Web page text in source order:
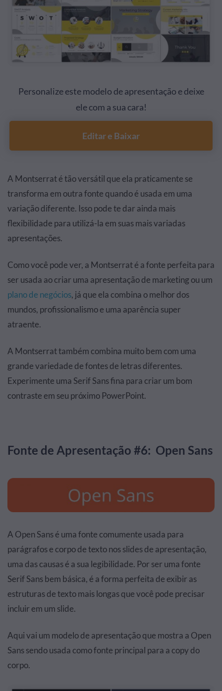
Personalize este modelo de apresentação e deixe
ele com a sua cara!
Editar e Baixar
A Montserrat é tão versátil que ela praticamente se
transforma em outra fonte quando é usada em uma
variação diferente. Isso pode te dar ainda mais
flexibilidade para utilizá-la em suas mais variadas
apresentações.
Como você pode ver, a Montserrat é a fonte perfeita para
ser usada ao criar uma apresentação de marketing ou um
plano de negócios, já que ela combina o melhor dos
mundos, profissionalismo e uma aparência super
atraente.
A Montserrat também combina muito bem com uma
grande variedade de fontes de letras diferentes.
Experimente uma Serif Sans fina para criar um bom
contraste em seu próximo PowerPoint.
Fonte de Apresentação #6: Open Sans
A Open Sans é uma fonte comumente usada para
parágrafos e corpo de texto nos slides de apresentação,
uma das causas é a sua legibilidade. Por ser uma fonte
Serif Sans bem básica, é a forma perfeita de exibir as
estruturas de texto mais longas que você pode precisar
incluir em um slide.
Aqui vai um modelo de apresentação que mostra a Open
Sans sendo usada como fonte principal para a copy do
corpo.